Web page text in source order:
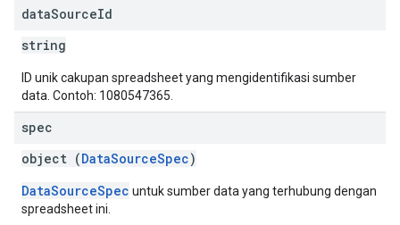
dataSourceId
string
ID unik cakupan spreadsheet yang mengidentifikasi sumber
data. Contoh: 1080547365.
spec
object (DataSourceSpec)
DataSourceSpec untuk sumber data yang terhubung dengan
spreadsheet ini.